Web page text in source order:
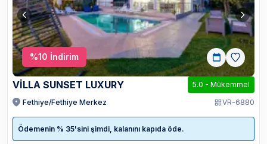
%10 İndirim
VİLLA SUNSET LUXURY 5.0 - Mükemmel
Fethiye/Fethiye Merkez
VR-6880
Ödemenin % 35'sini şimdi, kalanını kapıda öde.